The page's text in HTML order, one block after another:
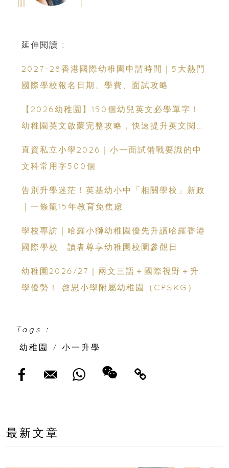
延伸閱讀 :
2027-28香港國際幼稚園申請時間｜5大熱門
國際學校報名日期、學費、面試攻略
【2026幼稚園】150個幼兒英文必學單字！
幼稚園英文啟蒙完整攻略，快速提升英文閱讀
直資私立小學2026｜小一面試備戰要識的中
文科常用字500個
告別升學迷茫！英基幼小中「相關學校」新政
｜一條龍15年教育免焦慮
學校專訪｜哈羅小獅幼稚園優先升讀哈羅香港
國際學校 讀者尊享幼稚園校園參觀日
幼稚園2026/27｜兩文三語＋國際視野＋升
學優勢！ 啓思小學附屬幼稚園（CPSKG）
Tags :
幼稚園
/ 小一升學
最新文章